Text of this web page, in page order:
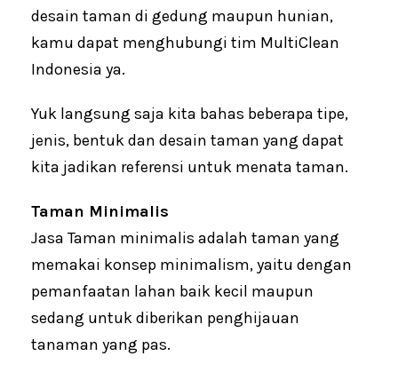
desain taman di gedung maupun hunian,
kamu dapat menghubungi tim MultiClean
Indonesia ya.
Yuk langsung saja kita bahas beberapa tipe,
jenis, bentuk dan desain taman yang dapat
kita jadikan referensi untuk menata taman.
Taman Minimalis
Jasa Taman minimalis adalah taman yang
memakai konsep minimalism, yaitu dengan
pemanfaatan lahan baik kecil maupun
sedang untuk diberikan penghijauan
tanaman yang pas.